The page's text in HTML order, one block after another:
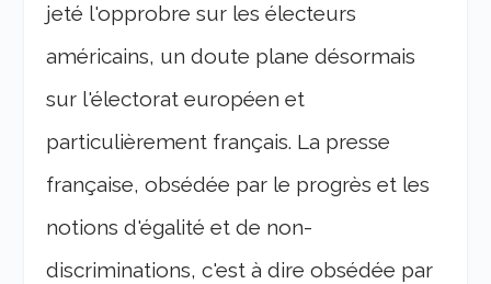
jeté l'opprobre sur les électeurs
américains, un doute plane désormais
sur l'électorat européen et
particulièrement français. La presse
française, obsédée par le progrès et les
notions d'égalité et de non-
discriminations, c'est à dire obsédée par